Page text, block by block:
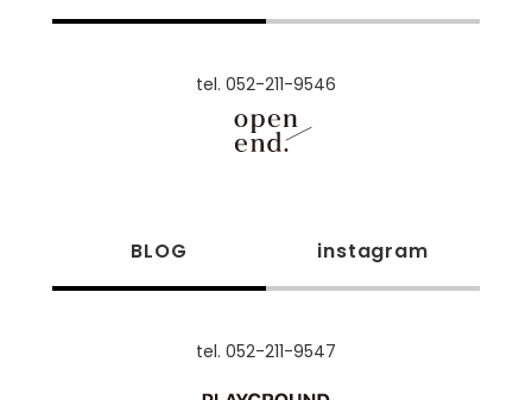
tel. 052-211-9546
BLOG instagram
tel. 052-211-9547